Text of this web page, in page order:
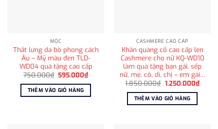
MỘC
Thắt lưng da bò phong cách
Âu – Mỹ màu đen TLD-
WD04 quà tặng cao cấp
750.000₫ Giá
là:
750.000₫.
595.000₫Giá
hiện
tại
595.000₫.
THÊM VÀO GIỎ HÀNG
CASHMERE CAO CẤP
Khăn quàng cổ cao cấp len
Cashmere cho nữ KQ-WD10
làm quà tặng bạn gái, sếp
nữ, mẹ, cô, dì, chị – em gái…
1.850.000₫ Giá
là:
1.850.000₫.
1.250.000₫Giá
hiện
THÊM VÀO GIỎ HÀNG